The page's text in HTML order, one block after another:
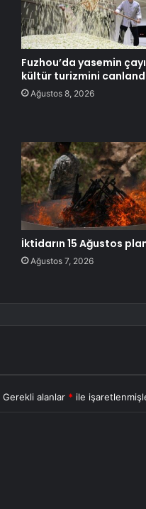
Fuzhou’da yasemin çayı
kültür turizmini
Ağustos 8, 2026
İktidarın 15 Ağustos
Ağustos 7, 2026
Gerekli alanlar * ile